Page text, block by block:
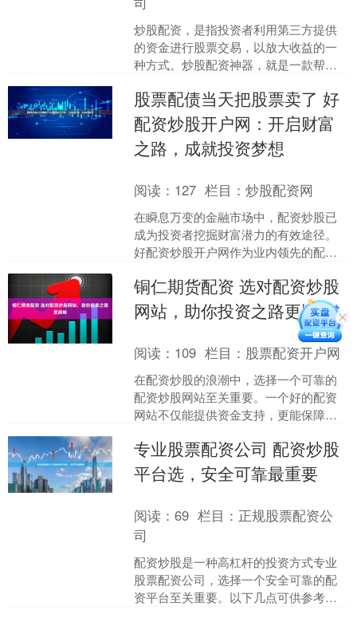
炒股配资，是指投资者利用第三方提供
的资金进行股票交易，以放大收益的一
种方式。炒股配资神器，就是一款帮助
放大投资收益，但同时也....
股票配债当天把股票卖了 好
配资炒股开户网：开启财富
之路，成就投资梦想
阅读： 127 栏目：炒股配资网
在瞬息万变的金融市场中，配资炒股已
成为投资者挖掘财富潜力的有效途径。
好配资炒股开户网作为业内领先的配资
的配资服务，开启财富之路....
铜仁期货配资 选对配资炒股
网站，助你投资之路更顺畅
阅读： 109 栏目： 股票配资开户网
在配资炒股的浪潮中，选择一个可靠的
配资炒股网站至关重要。一个好的配资
网站不仅能提供资金支持，更能保障投
股票交易平台，包括....
专业股票配资公司 配资炒股
平台选，安全可靠最重要
阅读：69 栏目： 正规股票配资公
司
配资炒股是一种高杠杆的投资方式专业
股票配资公司，选择一个安全可靠的配
资平台至关重要。以下几点可供参考：